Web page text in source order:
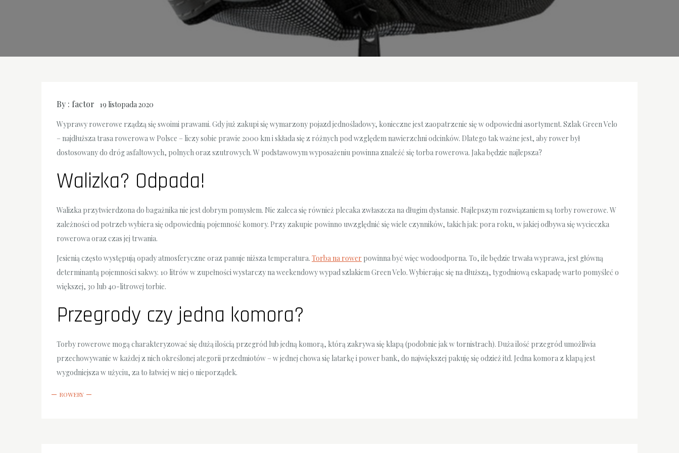
By : factor 19 listopada 2020
Wyprawy rowerowe rządzą się swoimi prawami. Gdy już zakupi się wymarzony pojazd jednośladowy, konieczne jest zaopatrzenie się w odpowiedni asortyment. Szlak Green Velo
– najdłuższa trasa rowerowa w Polsce – liczy sobie prawie 2000 km i składa się z różnych pod względem nawierzchni odcinków. Dlatego tak ważne jest, aby rower był
dostosowany do dróg asfaltowych, polnych oraz szutrowych. W podstawowym wyposażeniu powinna znaleźć się torba rowerowa. Jaka będzie najlepsza?
Walizka? Odpada!
Walizka przytwierdzona do bagażnika nie jest dobrym pomysłem. Nie zaleca się również plecaka zwłaszcza na długim dystansie. Najlepszym rozwiązaniem są torby rowerowe. W
zależności od potrzeb wybiera się odpowiednią pojemność komory. Przy zakupie powinno uwzględnić się wiele czynników, takich jak: pora roku, w jakiej odbywa się wycieczka
rowerowa oraz czas jej trwania.
Jesienią często występują opady atmosferyczne oraz panuje niższa temperatura. Torba na rower powinna być więc wodoodporna. To, ile będzie trwała wyprawa, jest główną
determinantą pojemności sakwy. 10 litrów w zupełności wystarczy na weekendowy wypad szlakiem Green Velo. Wybierając się na dłuższą, tygodniową eskapadę warto pomyśleć o
większej, 30 lub 40-litrowej torbie.
Przegrody czy jedna komora?
Torby rowerowe mogą charakteryzować się dużą ilością przegród lub jedną komorą, którą zakrywa się klapą (podobnie jak w tornistrach). Duża ilość przegród umożliwia
przechowywanie w każdej z nich określonej ategorii przedmiotów – w jednej chowa się latarkę i power bank, do największej pakuję się odzież itd. Jedna komora z klapą jest
wygodniejsza w użyciu, za to łatwiej w niej o nieporządek.
ROWERY